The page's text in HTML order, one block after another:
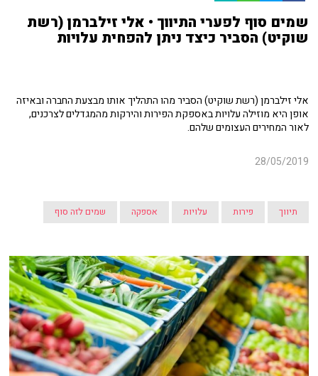
שמים סוף לפערי התיווך • אלי זילברמן (רשת
שוקיט) הסביר כיצד ניתן להפחית עלויות
אלי זילברמן (רשת שוקיט) הסביר מהו התהליך אותו מבצעת החברה ובאיזה
אופן היא מוזילה עלויות באספקת הפירות והירקות מהמגדלים לצרכנים,
לאור המחירים העצומים שלהם.
28/05/2019
תיווך פירות עלויות אספקה שמים לזה סוף